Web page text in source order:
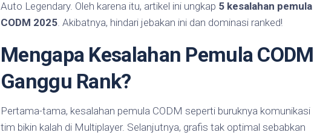
Auto Legendary. Oleh karena itu, artikel ini ungkap 5 kesalahan pemula
CODM 2025. Akibatnya, hindari jebakan ini dan dominasi ranked!
Mengapa Kesalahan Pemula CODM
Ganggu Rank?
Pertama-tama, kesalahan pemula CODM seperti buruknya komunikasi
tim bikin kalah di Multiplayer. Selanjutnya, grafis tak optimal sebabkan